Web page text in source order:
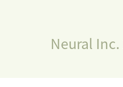
Neural